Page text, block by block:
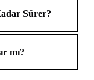
Sürer?
mı?